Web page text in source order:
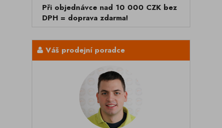
Při objednávce nad 10 000 CZK bez
DPH = doprava zdarma!
Váš prodejní poradce